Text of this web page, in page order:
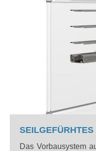
SEILGEFÜRHTES
Das Vorbausystem